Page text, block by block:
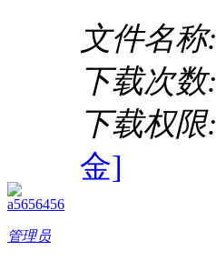
a5656456
管理员
文件名称:
下载次数:
下载权限:
金]